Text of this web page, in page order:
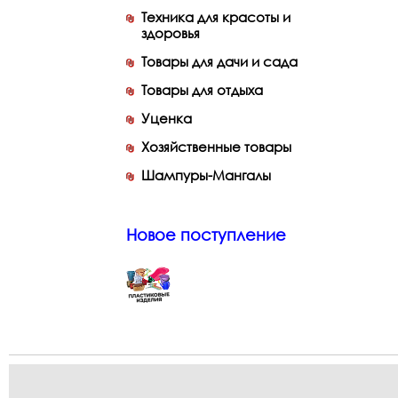
Техника для красоты и
здоровья
Товары для дачи и сада
Товары для отдыха
Уценка
Хозяйственные товары
Шампуры-Мангалы
Новое поступление